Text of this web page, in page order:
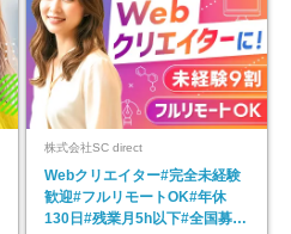
株式会社SC direct
Webクリエイター#完全未経験
歓迎#フルリモートOK#年休
130日#残業月5h以下#全国募集